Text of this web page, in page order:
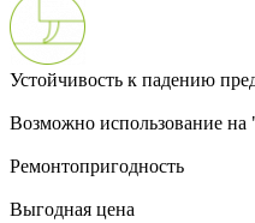
Устойчивость к падению
Возможно использование на
Ремонтопригодность
Выгодная цена